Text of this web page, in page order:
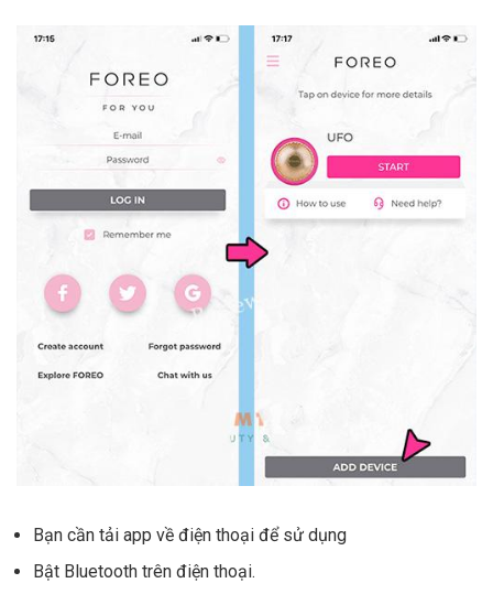
Bạn cần tải app về điện thoại để sử dụng
Bật Bluetooth trên điện thoại.